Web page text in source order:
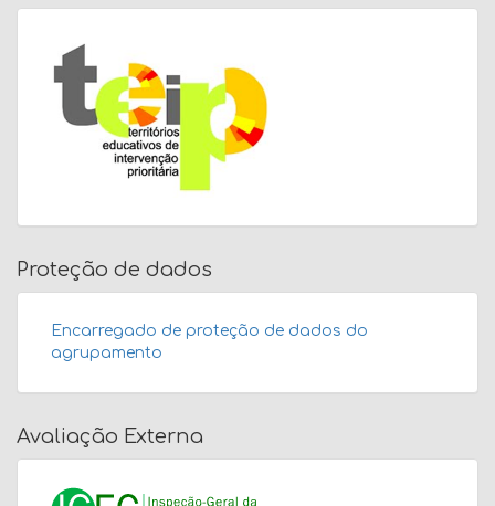
Proteção de dados
Encarregado de proteção de dados do
agrupamento
Avaliação Externa